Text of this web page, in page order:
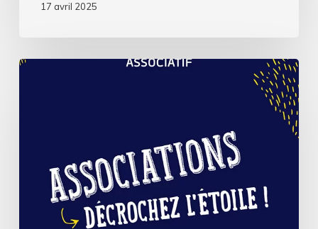
17 avril 2025
Associations,